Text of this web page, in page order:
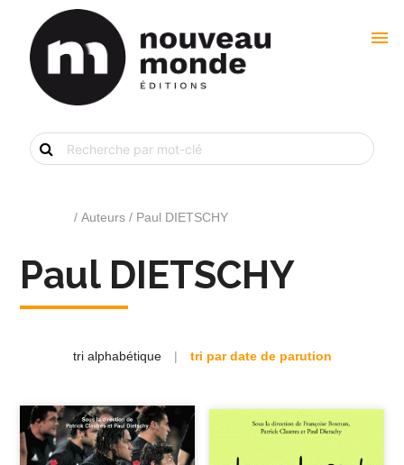
menu
Recherche
de
livre
/ Auteurs / Paul DIETSCHY
Paul DIETSCHY
tri alphabétique | tri par date de parution